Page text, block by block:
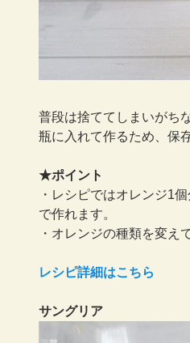
普段は捨ててしまいがち
瓶に入れて作るため、保
★ポイント
・レシピではオレンジ1
で作れます。
・オレンジの種類を変え
レシピ詳細はこちら
サングリア